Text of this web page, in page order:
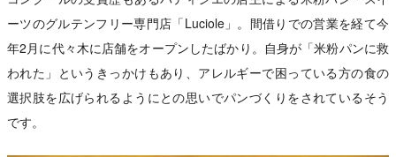
ーツのグルテンフリー専門店「Luciole」。間借りでの営業を経て今
年2月に代々木に店舗をオープンしたばかり。自身が「米粉パンに救
われた」というきっかけもあり、アレルギーで困っている方の食の
選択肢を広げられるようにとの思いでパンづくりをされているそう
です。